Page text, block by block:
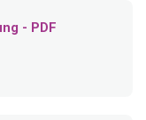
- PDF